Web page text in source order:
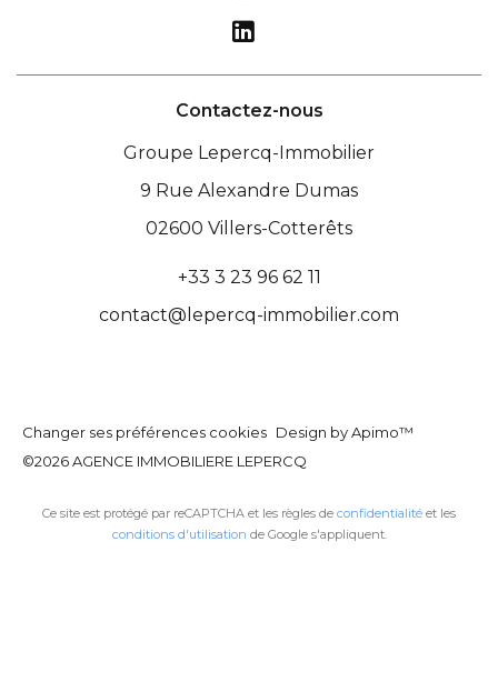
Contactez-nous
Groupe Lepercq-Immobilier
9 Rue Alexandre Dumas
02600 Villers-Cotterêts
+33 3 23 96 62 11
contact@lepercq-immobilier.com
Changer ses préférences cookies Design byApimo™
©2026 AGENCE IMMOBILIERE LEPERCQ
Ce site est protégé par reCAPTCHA et les règles de confidentialité et les
conditions d'utilisation de Google s'appliquent.